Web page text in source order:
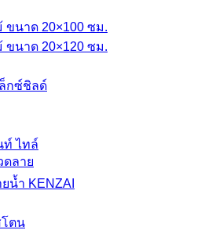
ดลาย
ขนาด 20×100 ซม.
ขนาด 20×120 ซม.
กซ์ชิลด์
ท์ ไทล์
น้ำ KENZAI
ตน